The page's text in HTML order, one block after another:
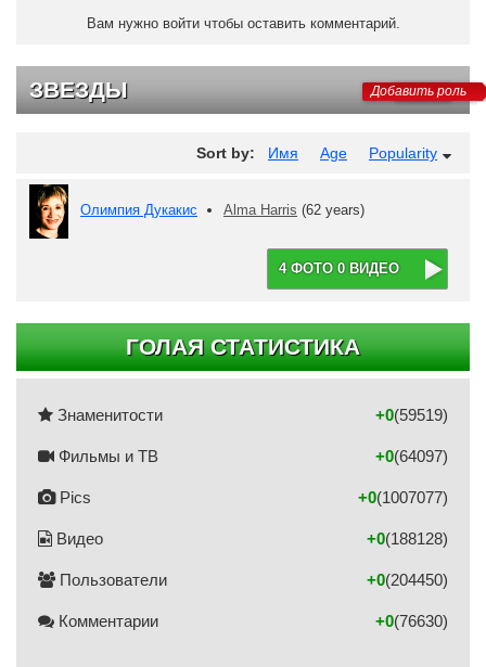
Вам нужно войти чтобы оставить комментарий.
ЗВЕЗДЫ Добавить роль
Sort by: Имя Age Popularity
Олимпия Дукакис Alma Harris (62 years)
4 ФОТО 0 ВИДЕО
ГОЛАЯ СТАТИСТИКА
Знаменитости (59519)
+0
Фильмы и ТВ (64097)
+0
Pics (1007077)
+0
Видео (188128)
+0
Пользователи (204450)
+0
Комментарии (76630)
+0